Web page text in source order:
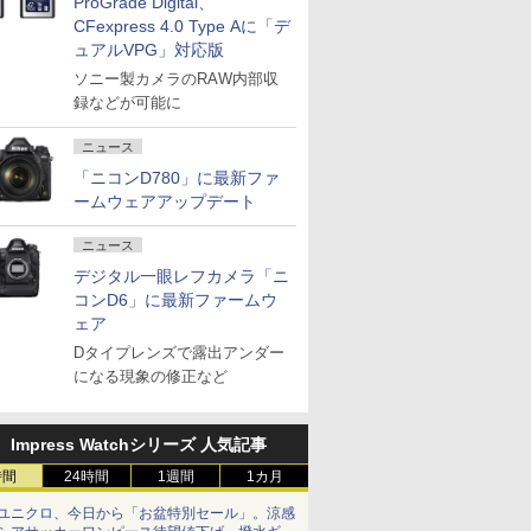
CFexpress 4.0 Type Aに「デ
ュアルVPG」対応版
ソニー製カメラのRAW内部収
録などが可能に
ニュース
「ニコンD780」に最新ファ
ームウェアアップデート
ニュース
デジタル一眼レフカメラ「ニ
コンD6」に最新ファームウ
ェア
Dタイプレンズで露出アンダー
になる現象の修正など
Impress Watchシリーズ 人気記事
24時間 1週間 1カ月
ニクロ、今日から「お盆特別セール」。涼感